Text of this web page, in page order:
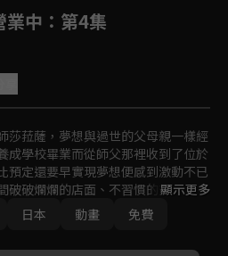
業中 ：第4集
莎菈薩，夢想與過世的父母親一樣經
成學校畢業而從師父那裡收到了位於
預定還要早實現夢想便感到激動不已
破破爛爛的店面、不習慣的交談、為
滅魔物！？憑藉著豐富的知識與高深
在這片土地奮鬥的莎菈薩。透過經營
相遇以及羈絆――。
顯示更多
日本 動畫
免費